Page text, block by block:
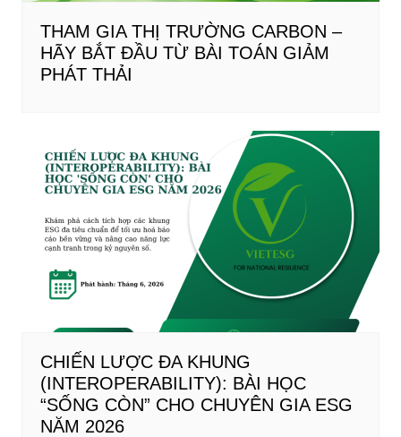
THAM GIA THỊ TRƯỜNG CARBON –
HÃY BẮT ĐẦU TỪ BÀI TOÁN GIẢM
PHÁT THẢI
CHIẾN LƯỢC ĐA KHUNG
(INTEROPERABILITY): BÀI HỌC
“SỐNG CÒN” CHO CHUYÊN GIA ESG
NĂM 2026